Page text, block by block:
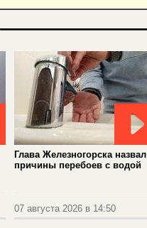
Глава Железногорска назвал
причины перебоев с водой
07 августа 2026 в 14:50